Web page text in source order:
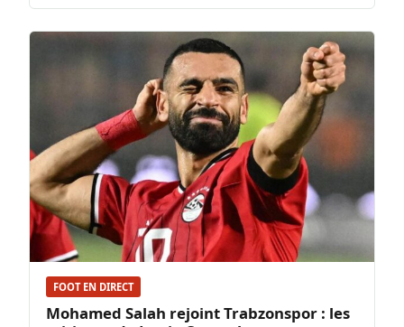
FOOT EN DIRECT
Mohamed Salah rejoint Trabzonspor : les